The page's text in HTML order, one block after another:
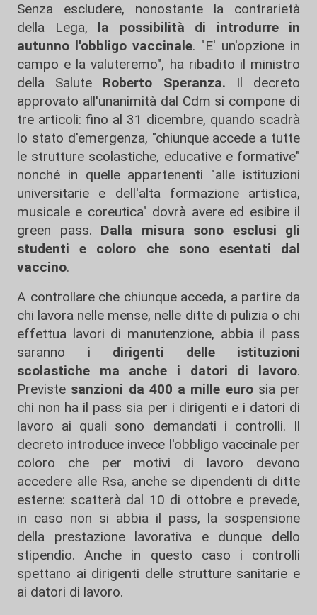
Senza escludere, nonostante la contrarietà
della Lega, la possibilità di introdurre in
autunno l'obbligo vaccinale. "E' un'opzione in
campo e la valuteremo", ha ribadito il ministro
della Salute Roberto Speranza. Il decreto
approvato all'unanimità dal Cdm si compone di
tre articoli: fino al 31 dicembre, quando scadrà
lo stato d'emergenza, "chiunque accede a tutte
le strutture scolastiche, educative e formative"
nonché in quelle appartenenti "alle istituzioni
universitarie e dell'alta formazione artistica,
musicale e coreutica" dovrà avere ed esibire il
green pass. Dalla misura sono esclusi gli
studenti e coloro che sono esentati dal
vaccino.
A controllare che chiunque acceda, a partire da
chi lavora nelle mense, nelle ditte di pulizia o chi
effettua lavori di manutenzione, abbia il pass
saranno i dirigenti delle istituzioni
scolastiche ma anche i datori di lavoro.
Previste sanzioni da 400 a mille eurosia per
chi non ha il pass sia per i dirigenti e i datori di
lavoro ai quali sono demandati i controlli. Il
decreto introduce invece l'obbligo vaccinale per
coloro che per motivi di lavoro devono
accedere alle Rsa, anche se dipendenti di ditte
esterne: scatterà dal 10 di ottobre e prevede,
in caso non si abbia il pass, la sospensione
della prestazione lavorativa e dunque dello
stipendio. Anche in questo caso i controlli
spettano ai dirigenti delle strutture sanitarie e
ai datori di lavoro.